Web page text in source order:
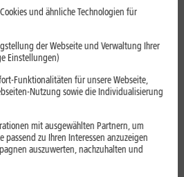
Sport: So
Dein Training
Tempo und Trainingsablauf
Herzfrequenzzonen, GPS,
ersetzen.
und ähnliche Technologien für
der Webseite und Verwaltung Ihrer
Einstellungen)
Funktionalitäten für unsere Webseite,
Nutzung sowie die Individualisierung
mit ausgewählten Partnern, um
passend zu Ihren Interessen anzuzeigen
auszuwerten, nachzuhalten und